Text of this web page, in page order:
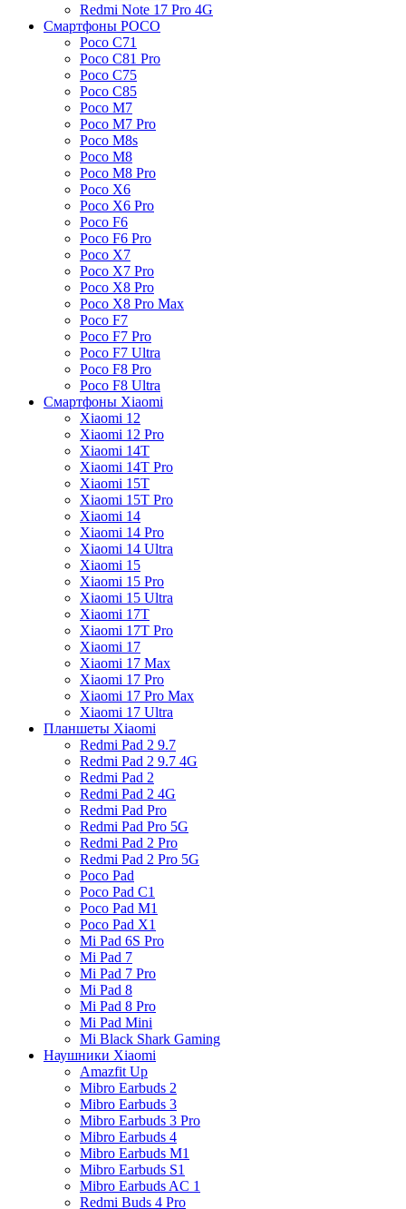
Redmi Note 17 Pro 4G
Смартфоны POCO
Poco C71
Poco C81 Pro
Poco C75
Poco C85
Poco M7
Poco M7 Pro
Poco M8s
Poco M8
Poco M8 Pro
Poco X6
Poco X6 Pro
Poco F6
Poco F6 Pro
Poco X7
Poco X7 Pro
Poco X8 Pro
Poco X8 Pro Max
Poco F7
Poco F7 Pro
Poco F7 Ultra
Poco F8 Pro
Poco F8 Ultra
Смартфоны Xiaomi
Xiaomi 12
Xiaomi 12 Pro
Xiaomi 14T
Xiaomi 14T Pro
Xiaomi 15T
Xiaomi 15T Pro
Xiaomi 14
Xiaomi 14 Pro
Xiaomi 14 Ultra
Xiaomi 15
Xiaomi 15 Pro
Xiaomi 15 Ultra
Xiaomi 17T
Xiaomi 17T Pro
Xiaomi 17
Xiaomi 17 Max
Xiaomi 17 Pro
Xiaomi 17 Pro Max
Xiaomi 17 Ultra
Планшеты Xiaomi
Redmi Pad 2 9.7
Redmi Pad 2 9.7 4G
Redmi Pad 2
Redmi Pad 2 4G
Redmi Pad Pro
Redmi Pad Pro 5G
Redmi Pad 2 Pro
Redmi Pad 2 Pro 5G
Poco Pad
Poco Pad C1
Poco Pad M1
Poco Pad X1
Mi Pad 6S Pro
Mi Pad 7
Mi Pad 7 Pro
Mi Pad 8
Mi Pad 8 Pro
Mi Pad Mini
Mi Black Shark Gaming
Наушники Xiaomi
Amazfit Up
Mibro Earbuds 2
Mibro Earbuds 3
Mibro Earbuds 3 Pro
Mibro Earbuds 4
Mibro Earbuds M1
Mibro Earbuds S1
Mibro Earbuds AC 1
Redmi Buds 4 Pro